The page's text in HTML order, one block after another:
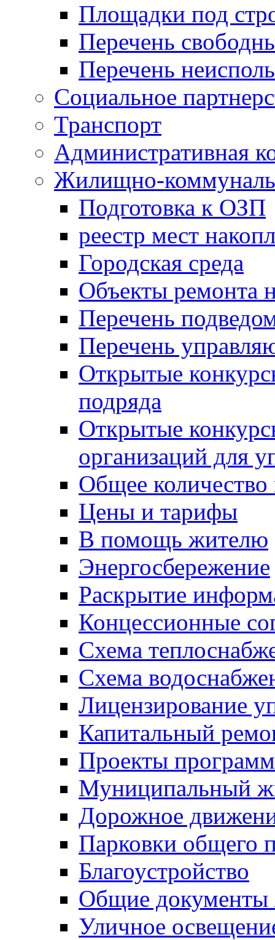
Площадки под
Перечень
Перечень
Социальное
Транспорт
Административная
Жилищно-
Подготовка к ОЗП
реестр мест
Городская среда
Объекты ремонта
Перечень
Перечень
Открытые
подряда
Открытые
организаций для
Общее
Цены и тарифы
В помощь жителю
Энергосбережение
Раскрытие
Концессионные
Схема
Схема
Лицензирование
Капитальный
Проекты программ
Муниципальный
Дорожное
Парковки общего
Благоустройство
Общие
Уличное